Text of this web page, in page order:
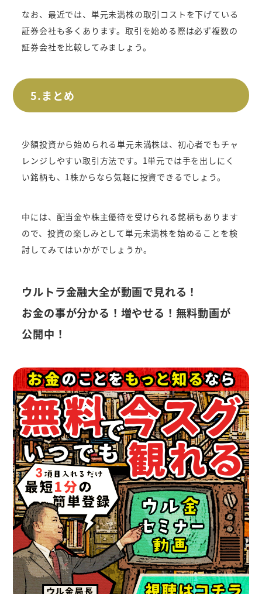
なお、最近では、単元未満株の取引コストを下げている
証券会社も多くあります。取引を始める際は必ず複数の
証券会社を比較してみましょう。
5.まとめ
少額投資から始められる単元未満株は、初心者でもチャ
レンジしやすい取引方法です。1単元では手を出しにく
い銘柄も、1株からなら気軽に投資できるでしょう。
中には、配当金や株主優待を受けられる銘柄もあります
ので、投資の楽しみとして単元未満株を始めることを検
討してみてはいかがでしょうか。
ウルトラ金融大全が動画で見れる！
お金の事が分かる！増やせる！無料動画が
公開中！